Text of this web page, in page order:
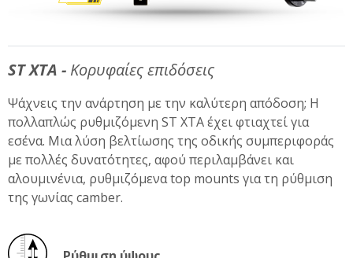
ST XTA - Κορυφαίες επιδόσεις
Ψάχνεις την ανάρτηση με την καλύτερη απόδοση; Η
πολλαπλώς ρυθμιζόμενη ST XTA έχει φτιαχτεί για
εσένα. Μια λύση βελτίωσης της οδικής συμπεριφοράς
με πολλές δυνατότητες, αφού περιλαμβάνει και
αλουμινένια, ρυθμιζόμενα top mounts για τη ρύθμιση
της γωνίας camber.